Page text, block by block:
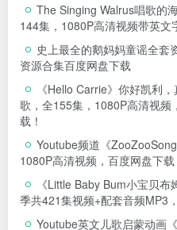
The Singing Walrus唱歌的
144集，1080P高清视频带英文
史上最全的鹅妈妈童谣全套
资源合集百度网盘下载
《Hello Carrie》你好凯利
歌，全155集，1080P高清视
载！
Youtube频道《
1080P高清视频，百度网盘下载
《Little Baby Bum小宝贝
季共421集视频+配套音频MP3
Youtube英文儿歌启蒙动画